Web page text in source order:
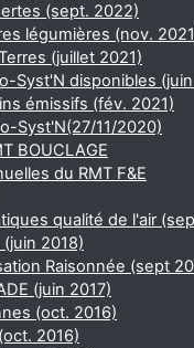
(sept. 2022)
légumières (nov.
(juillet 2021)
Syst'N disponibles
émissifs (fév. 2021)
Syst'N(27/11/2020)
BOUCLAGE
du RMT F&E
qualité de l'air
2018)
Raisonnée (sept
(juin 2017)
(oct. 2016)
2016)